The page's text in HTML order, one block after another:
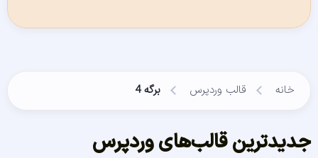
خانه قالب وردپرس برگه 4
جدیدترین قالب‌های وردپرس